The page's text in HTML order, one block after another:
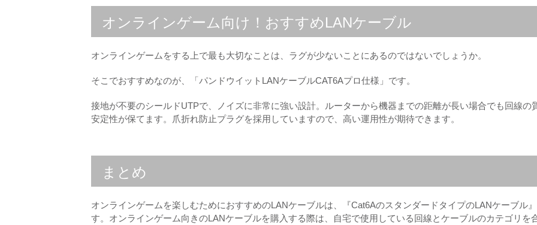
オンラインゲーム向け！おすすめLANケーブル
オンラインゲームをする上で最も大切なことは、ラグが少ないことにあるのではないでしょうか。
そこでおすすめなのが、「パンドウイットLANケーブルCAT6Aプロ仕様」です。
接地が不要のシールドUTPで、ノイズに非常に強い設計。ルーターから機器までの距離が長い場合でも回線の
安定性が保てます。爪折れ防止プラグを採用していますので、高い運用性が期待できます。
まとめ
オンラインゲームを楽しむためにおすすめのLANケーブルは、『Cat6AのスタンダードタイプのLANケーブル
す。オンラインゲーム向きのLANケーブルを購入する際は、自宅で使用している回線とケーブルのカテゴリを